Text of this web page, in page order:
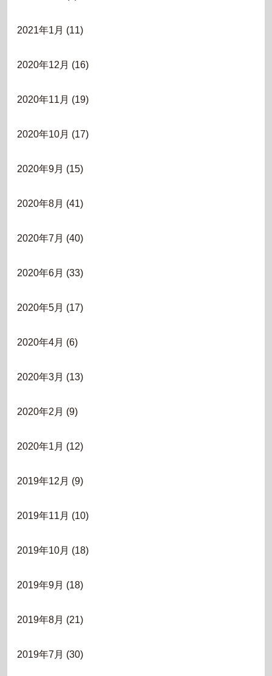
2021年1月 (11)
2020年12月 (16)
2020年11月 (19)
2020年10月 (17)
2020年9月 (15)
2020年8月 (41)
2020年7月 (40)
2020年6月 (33)
2020年5月 (17)
2020年4月 (6)
2020年3月 (13)
2020年2月 (9)
2020年1月 (12)
2019年12月 (9)
2019年11月 (10)
2019年10月 (18)
2019年9月 (18)
2019年8月 (21)
2019年7月 (30)